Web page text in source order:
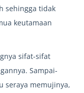
sehingga tidak
keutamaan
sifat-sifat
Sampai-
seraya memujinya,